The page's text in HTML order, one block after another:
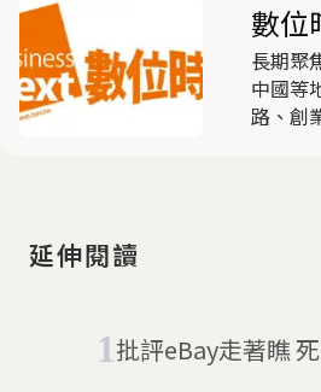
數位
長期聚
中國等
路、創
延伸閱讀
批評eBay走著瞧